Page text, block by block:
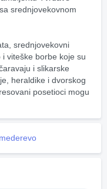
srednjovekovnom
srednjovekovni
i viteške borbe koje su
i slikarske
heraldike i dvorskog
posetioci mogu